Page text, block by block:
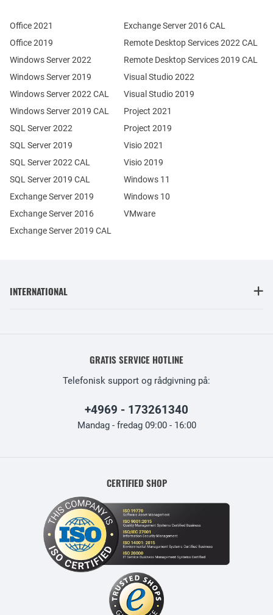
Office 2021
Office 2019
Windows Server 2022
Windows Server 2019
Exchange Server 2019
Exchange Server 2016
SQL Server 2022
SQL Server 2019
Windows Server 2022 CAL
Windows Server 2019 CAL
SQL Server 2022 CAL
SQL Server 2019 CAL
Remote Desktop Services 2022 CAL
Remote Desktop Services 2019 CAL
Exchange Server 2019 CAL
Exchange Server 2016 CAL
Visual Studio 2022
Visual Studio 2019
Project 2021
Project 2019
Visio 2021
Visio 2019
Windows 11
Windows 10
VMware
INTERNATIONAL
GRATIS SERVICE HOTLINE
Telefonisk support og rådgivning på:
+4969 - 173261340
Mandag - fredag 09:00 - 16:00
CERTIFIED SHOP